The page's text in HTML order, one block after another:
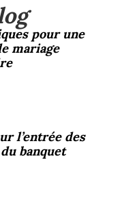
pour une
mariage
l’entrée des
banquet